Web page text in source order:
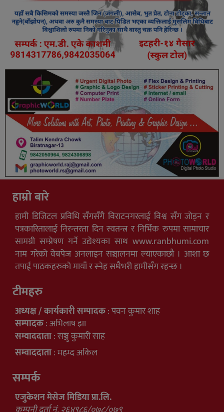
हाम्रो बारे
हामी डिजिटल प्रविधि सँगसँगै विराटनगरलाई विश्व सँग जोड्न र
पत्रकारितालाई निरन्तरता दिन स्वतन्त्र र निर्भिक रुपमा सामाचार
सामग्री सम्प्रेषण गर्ने उद्येश्यका साथ www.ranbhumi.com
नाम गरेको वेबपेज अनलाइन सञ्चालनमा ल्याएकाछौ । आशा छ
तपाई पाठकहरुको मायाँ र स्नेह सधैभरी हामीसँग रहन्छ ।
टीमहरु
अध्यक्ष / कार्यकारी सम्पादक: पवन कुमार शाह
सम्पादक: अभिलाष झा
सम्वाददाता: सञ्जु कुमारी साह
सम्वाददाता: महम्द अकिल
सम्पर्क
एजुकेशन मेसेज मिडिया प्रा.लि.